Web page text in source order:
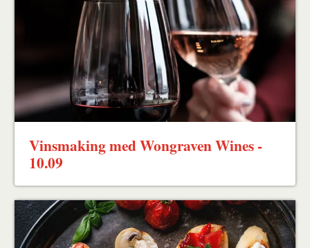
Vinsmaking med Wongraven Wines -
10.09